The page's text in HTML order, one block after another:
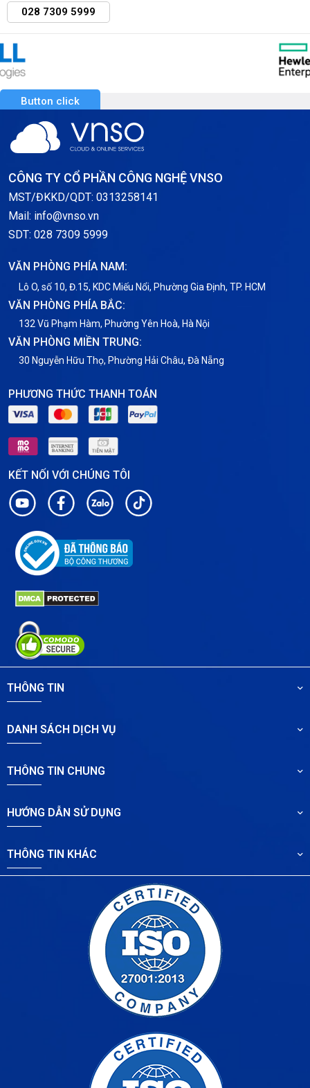
028 7309 5999
Button click
CÔNG TY CỔ PHẦN CÔNG NGHỆ VNSO
MST/ĐKKD/QDT: 0313258141
Mail: info@vnso.vn
SDT: 028 7309 5999
VĂN PHÒNG PHÍA NAM:
Lô O, số 10, Đ.15, KDC Miếu Nổi, Phường Gia Định, TP. HCM
VĂN PHÒNG PHÍA BẮC:
132 Vũ Phạm Hàm, Phường Yên Hoà, Hà Nội
VĂN PHÒNG MIỀN TRUNG:
30 Nguyễn Hữu Thọ, Phường Hải Châu, Đà Nẵng
PHƯƠNG THỨC THANH TOÁN
KẾT NỐI VỚI CHÚNG TÔI
THÔNG TIN
DANH SÁCH DỊCH VỤ
THÔNG TIN CHUNG
HƯỚNG DẪN SỬ DỤNG
THÔNG TIN KHÁC